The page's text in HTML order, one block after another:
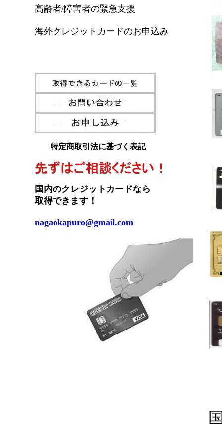
高齢者/障害者の緊急支援
海外クレジットカードのお申込み
特定商取引法に基づく表記
国内のクレジットカードなら
取得できます！
nagaokapuro@gmail.com